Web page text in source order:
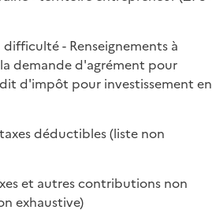
difficulté - Renseignements à
demande d'agrément pour
d'impôt pour investissement en
déductibles (liste non
et autres contributions non
exhaustive)